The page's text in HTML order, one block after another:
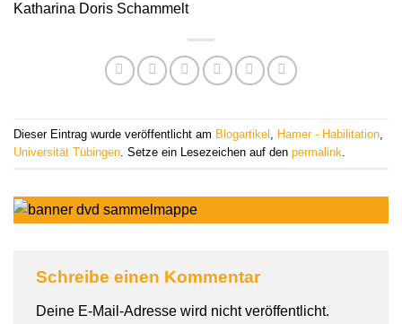
Katharina Doris Schammelt
Dieser Eintrag wurde veröffentlicht am Blogartikel Hamer - Habilitation
Universität Tübingen . Setze ein Lesezeichen auf den permalink
Schreibe einen Kommentar
Deine E-Mail-Adresse wird nicht veröffentlicht.